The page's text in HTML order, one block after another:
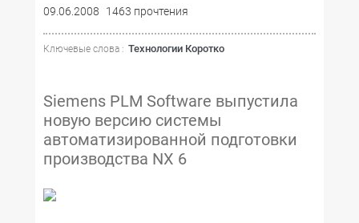
09.06.2008 1463 прочтения
Ключевые слова : Технологии Коротко
Siemens PLM Software выпустила
новую версию системы
автоматизированной подготовки
производства NX 6